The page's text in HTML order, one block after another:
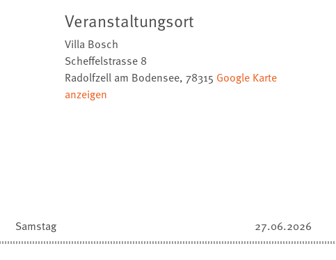
Veranstaltungsort
Villa Bosch
Scheffelstrasse 8
Radolfzell am Bodensee, 78315 Google Karte
anzeigen
Samstag
27.06.2026